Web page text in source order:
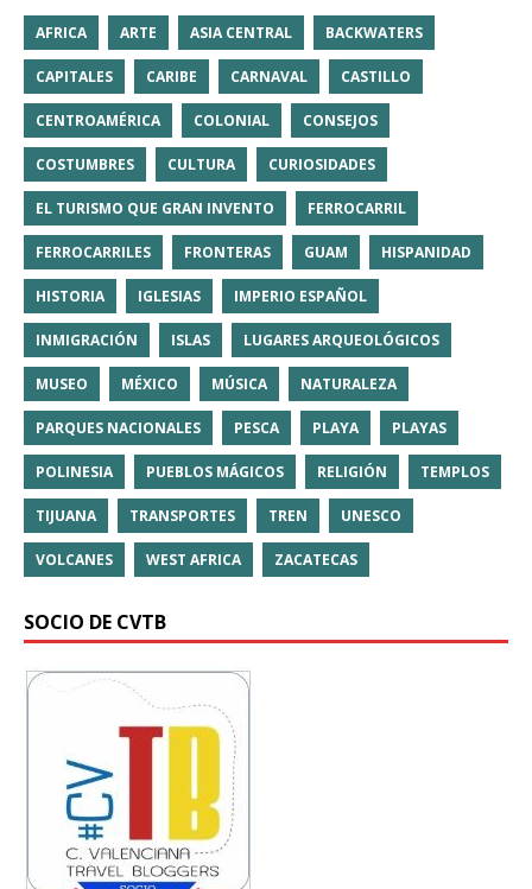
AFRICA ARTE ASIA CENTRAL BACKWATERS
CAPITALES CARIBE CARNAVAL CASTILLO
CENTROAMÉRICA COLONIAL CONSEJOS
COSTUMBRES CULTURA CURIOSIDADES
EL TURISMO QUE GRAN INVENTO FERROCARRIL
FERROCARRILES FRONTERAS GUAM HISPANIDAD
HISTORIA IGLESIAS IMPERIO ESPAÑOL
INMIGRACIÓN ISLAS LUGARES ARQUEOLÓGICOS
MUSEO MÉXICO MÚSICA NATURALEZA
PARQUES NACIONALES PESCA PLAYA PLAYAS
POLINESIA PUEBLOS MÁGICOS RELIGIÓN TEMPLOS
TIJUANA TRANSPORTES TREN UNESCO
VOLCANES WEST AFRICA ZACATECAS
SOCIO DE CVTB